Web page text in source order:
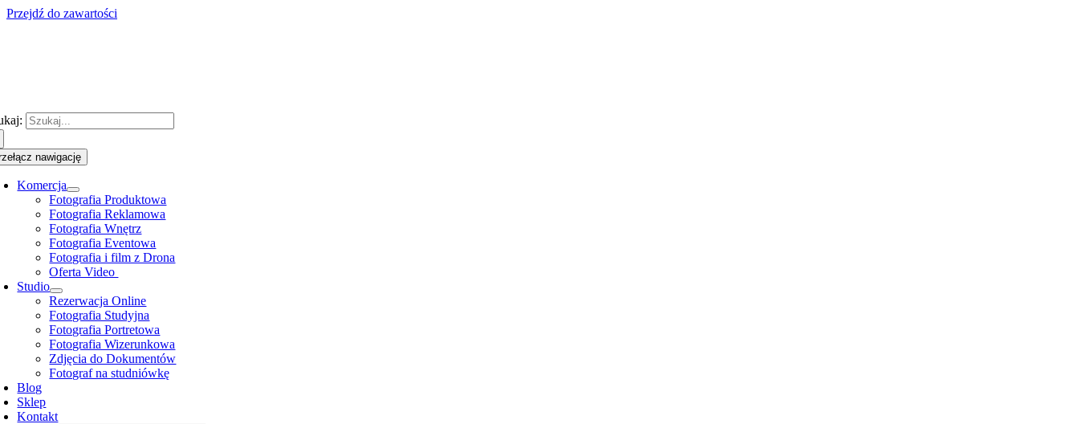
Przejdź do zawartości
nawigację
Komercja
Fotografia Produktowa
Fotografia Reklamowa
Fotografia Wnętrz
Fotografia Eventowa
Fotografia i film z Drona
Oferta Video
Studio
Rezerwacja Online
Fotografia Studyjna
Fotografia Portretowa
Fotografia Wizerunkowa
Zdjęcia do Dokumentów
Fotograf na studniówkę
Blog
Sklep
Kontakt